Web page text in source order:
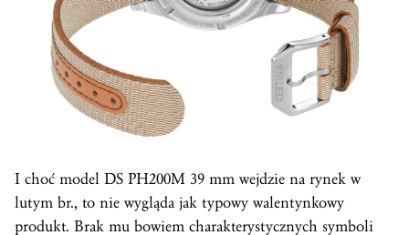
I choć model DS PH200M 39 mm wejdzie na rynek w
lutym br., to nie wygląda jak typowy walentynkowy
produkt. Brak mu bowiem charakterystycznych symboli